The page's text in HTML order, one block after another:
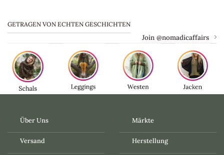
GETRAGEN VON ECHTEN GESCHICHTEN
Join @nomadicaffairs
Über Uns
Versand
Märkte
Herstellung